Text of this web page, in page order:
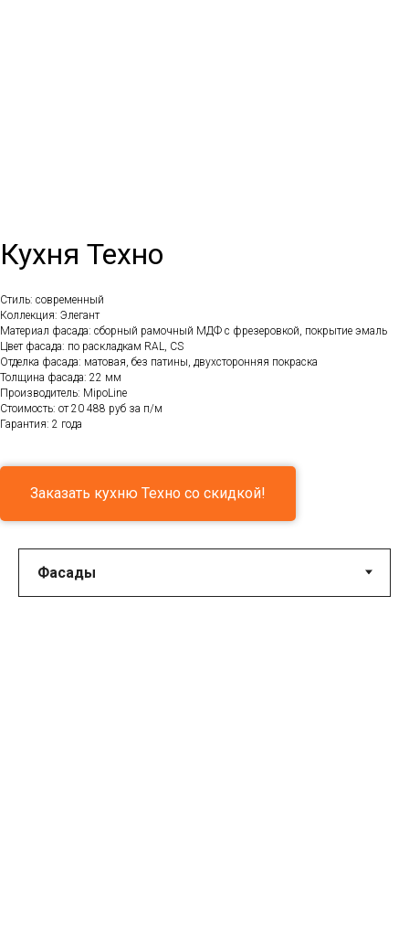
Кухня Техно
Стиль: современный
Коллекция: Элегант
Материал фасада: сборный рамочный МДФ с фрезеровкой, покрытие эмаль
Цвет фасада: по раскладкам RAL, CS
Отделка фасада: матовая, без патины, двухсторонняя покраска
Толщина фасада: 22 мм
Производитель: MipoLine
Стоимость: от 20 488 руб за п/м
Гарантия: 2 года
Заказать кухню Техно со скидкой!